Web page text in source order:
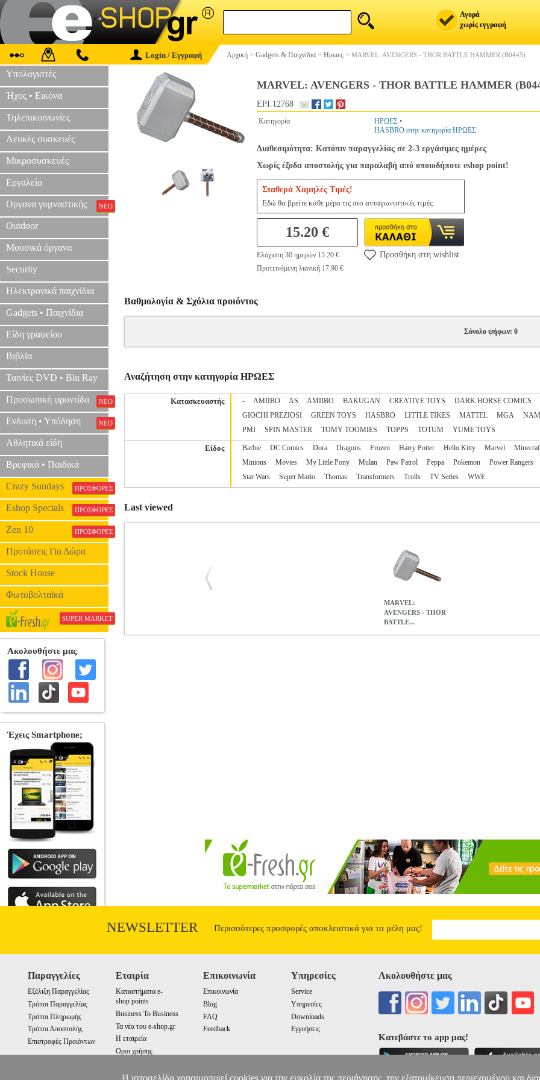
Αγορά
χωρίς εγγραφή
Login / Εγγραφή Αρχική > Gadgets & Παιχνίδια > Ηρωες > MARVEL: AVENGERS - THOR BATTLE HAMMER (B0445)
Υπολογιστές
Ήχος • Εικόνα
Τηλεπικοινωνίες
Λευκές συσκευές
Μικροσυσκευές
Εργαλεία
Οργανα γυμναστικής ΝΕΟ
Outdoor
Μουσικά όργανα
Security
Ηλεκτρονικά παιχνίδια
Gadgets • Παιχνίδια
Είδη γραφείου
Βιβλία
Ταινίες DVD • Blu Ray
Προσωπική φροντίδα ΝΕΟ
Ενδυση • Υπόδηση ΝΕΟ
Αθλητικά είδη
Βρεφικά • Παιδικά
Crazy Sundays ΠΡΟΣΦΟΡΕΣ
Eshop Specials ΠΡΟΣΦΟΡΕΣ
Zen 10 ΠΡΟΣΦΟΡΕΣ
Προτάσεις Για Δώρα
Stock House
Φωτοβολταϊκά
SUPER MARKET
MARVEL: AVENGERS - THOR BATTLE HAMMER
EPI.12768
Κατηγορία ΗΡΩΕΣ •
HASBRO στην κατηγορία ΗΡΩΕΣ
Διαθεσιμότητα: Κατόπιν παραγγελίας σε 2-3 εργάσιμες ημέρες
Χωρίς έξοδα αποστολής για παραλαβή από οποιοδήποτε eshop point!
Σταθερά Χαμηλές Τιμές!
Εδώ θα βρείτε κάθε μέρα τις πιο ανταγωνιστικές τιμές
15.20 €
Ελάχιστη 30 ημερών 15.20 €
Προτεινόμενη λιανική 17.90 €
Προσθήκη στη wishlist
Βαθμολογία & Σχόλια προιόντος
Σύνολο ψήφων: 0
Αναζήτηση στην κατηγορία ΗΡΩΕΣ
Κατασκευαστής - AMIIBO AS AΜΙΙΒΟ BAKUGAN CREATIVE TOYS DARK HORSE COMICS
GIOCHI PREZIOSI
GREEN TOYS HASBRO LITTLE TIKES MATTEL MGA
PMI
SPIN MASTER TOMY TOOMIES TOPPS TOTUM YUME TOYS
Είδος Barbie DC Comics Dora Dragons Frozen Harry Potter Hello Kitty Marvel
Minions
Movies My Little Pony Mulan Paw Patrol Peppa Pokemon Power Rangers
Star Wars
Super Mario Thomas Transformers Trolls TV Series WWE
Last viewed
MARVEL:
AVENGERS - THOR
BATTLE...
NEWSLETTER Περισσότερες προσφορές αποκλειστικά για τα μέλη μας!
Παραγγελίες
Εξέλιξη Παραγγελίας
Τρόποι Παραγγελίας
Τρόποι Πληρωμής
Τρόποι Αποστολής
Επιστροφές Προιόντων
Εταιρία
Καταστήματα e-
shop points
Business To Business
Τα νέα του e-shop.gr
Η εταιρεία
Οροι χρήσης
Επικοινωνία
Επικοινωνία
Blog
FAQ
Feedback
Υπηρεσίες
Service
Υπηρεσίες
Downloads
Εγγυήσεις
Ακολουθήστε μας
Κατεβάστε το app μας!